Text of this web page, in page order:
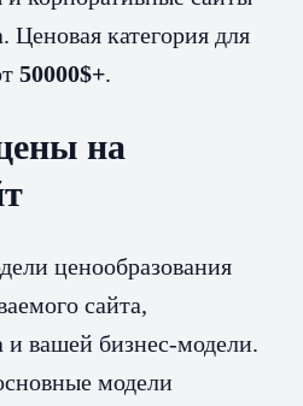
Ценовая категория для
50000$+.
на
ценообразования
сайта,
и вашей бизнес-модели.
модели